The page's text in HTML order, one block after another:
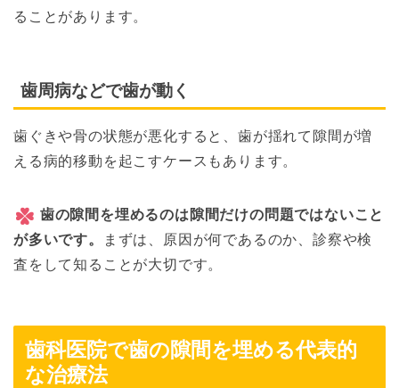
ることがあります。
歯周病などで歯が動く
歯ぐきや骨の状態が悪化すると、歯が揺れて隙間が増
える病的移動を起こすケースもあります。
歯の隙間を埋めるのは隙間だけの問題ではないこと
が多いです。
まずは、原因が何であるのか、診察や検
査をして知ることが大切です。
歯科医院で歯の隙間を埋める代表的
な治療法